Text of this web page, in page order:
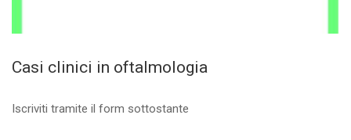
Casi clinici in oftalmologia
Iscriviti tramite il form sottostante